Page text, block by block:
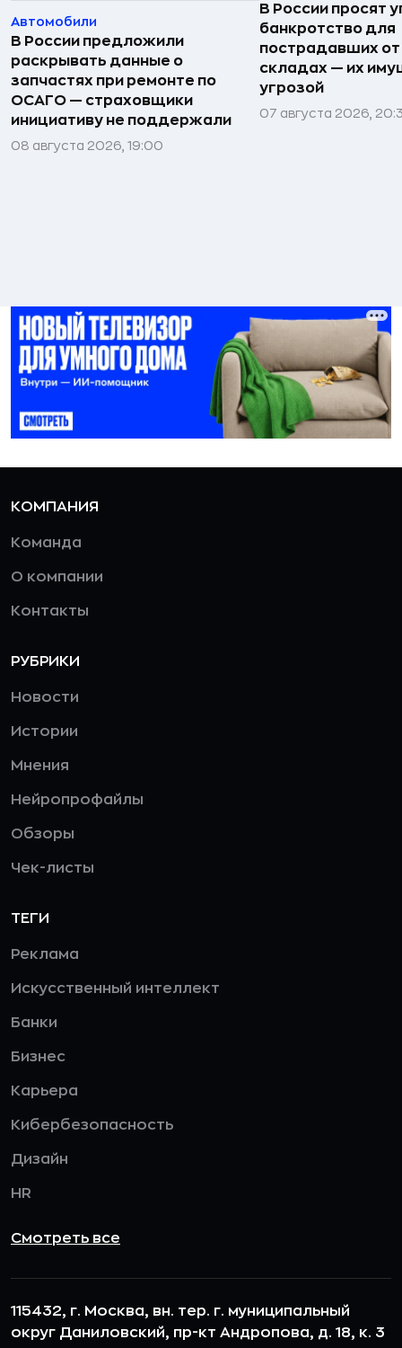
Автомобили
В России предложили
раскрывать данные о
запчастях при ремонте по
ОСАГО — страховщики
инициативу не поддержали
08 августа 2026, 19:00
В России просят
банкротство для
пострадавших
складах — их
угрозой
07 августа 2026,
КОМПАНИЯ
Команда
О компании
Контакты
РУБРИКИ
Новости
Истории
Мнения
Нейропрофайлы
Обзоры
Чек-листы
ТЕГИ
Реклама
Искусственный интеллект
Банки
Бизнес
Карьера
Кибербезопасность
Дизайн
HR
Смотреть все
115432, г. Москва, вн. тер. г. муниципальный
округ Даниловский, пр-кт Андропова, д. 18, к. 3